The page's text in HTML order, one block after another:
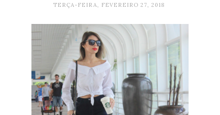
TERÇA-FEIRA, FEVEREIRO 27, 2018